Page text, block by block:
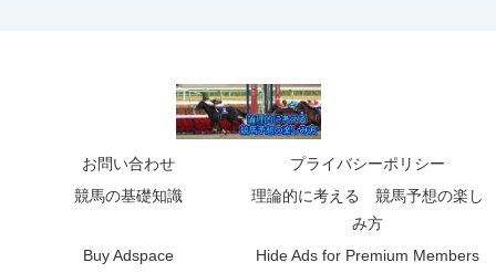
お問い合わせ
プライバシーポリシー
競馬の基礎知識
理論的に考える 競馬予想の楽し
み方
Buy Adspace
Hide Ads for Premium Members